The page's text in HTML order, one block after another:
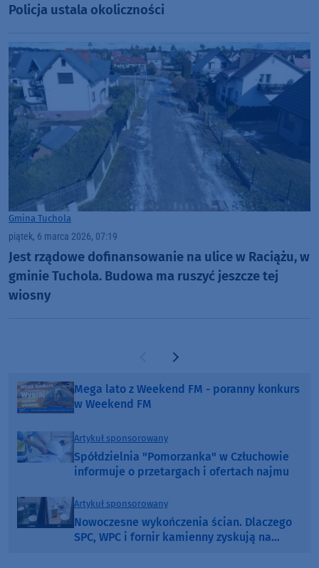
Policja ustala okoliczności
Gmina Tuchola
piątek, 6 marca 2026, 07:19
Jest rządowe dofinansowanie na ulice w Raciążu, w
gminie Tuchola. Budowa ma ruszyć jeszcze tej
wiosny
Poprzednia strona
Następna strona
Mega lato z Weekend FM - poranny konkurs
w Weekend FM
Artykuł sponsorowany
Spółdzielnia "Pomorzanka" w Człuchowie
informuje o przetargach i ofertach najmu
Artykuł sponsorowany
Nowoczesne wykończenia ścian. Dlaczego
SPC, WPC i fornir kamienny zyskują na